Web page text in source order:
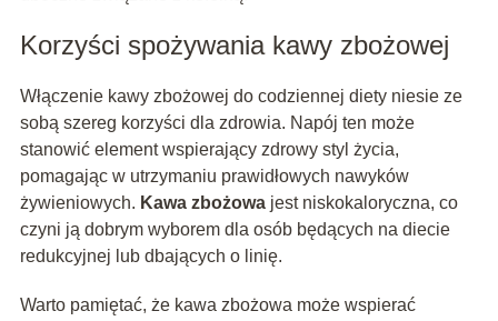
Korzyści spożywania kawy zbożowej
Włączenie kawy zbożowej do codziennej diety niesie ze
sobą szereg korzyści dla zdrowia. Napój ten może
stanowić element wspierający zdrowy styl życia,
pomagając w utrzymaniu prawidłowych nawyków
żywieniowych. Kawa zbożowajest niskokaloryczna, co
czyni ją dobrym wyborem dla osób będących na diecie
redukcyjnej lub dbających o linię.
Warto pamiętać, że kawa zbożowa może wspierać